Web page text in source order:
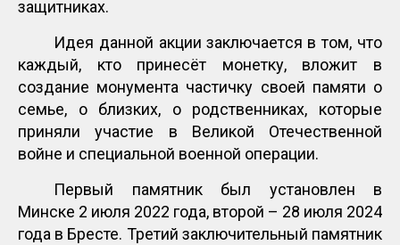
защитниках.
Идея данной акции заключается в том, что
каждый, кто принесёт монетку, вложит в
создание монумента частичку своей памяти о
семье, о близких, о родственниках, которые
приняли участие в Великой Отечественной
войне и специальной военной операции.
Первый памятник был установлен в
Минске 2 июля 2022 года, второй – 28 июля 2024
года в Бресте. Третий заключительный памятник